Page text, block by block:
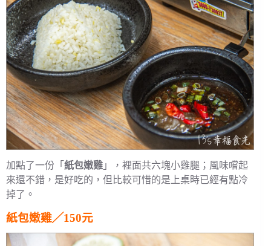
加點了一份「 紙包嫩雞 」，裡面共六塊小雞腿；風味嚐起
來還不錯，是好吃的，但比較可惜的是上桌時已經有點冷
掉了。
紙包嫩雞╱150元